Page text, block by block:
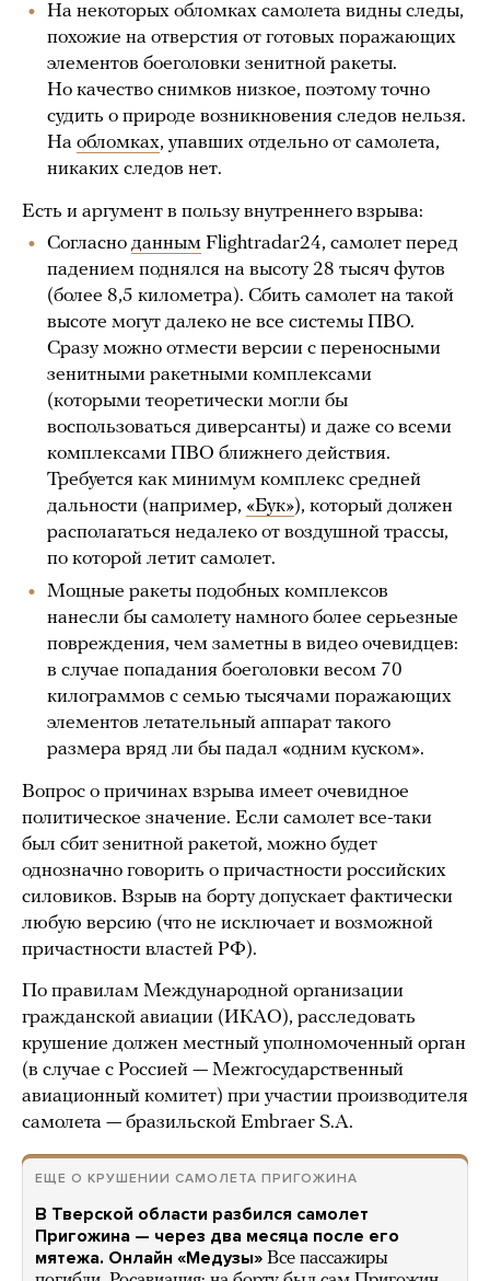
На некоторых обломках самолета видны следы,
похожие на отверстия от готовых поражающих
элементов боеголовки зенитной ракеты.
Но качество снимков низкое, поэтому точно
судить о природе возникновения следов нельзя.
На обломках, упавших отдельно от самолета,
никаких следов нет.
Есть и аргумент в пользу внутреннего взрыва:
Согласно данным Flightradar24, самолет перед
падением поднялся на высоту 28 тысяч футов
(более 8,5 километра). Сбить самолет на такой
высоте могут далеко не все системы ПВО.
Сразу можно отмести версии с переносными
зенитными ракетными комплексами
(которыми теоретически могли бы
воспользоваться диверсанты) и даже со всеми
комплексами ПВО ближнего действия.
Требуется как минимум комплекс средней
дальности (например, «Бук»), который должен
располагаться недалеко от воздушной трассы,
по которой летит самолет.
Мощные ракеты подобных комплексов
нанесли бы самолету намного более серьезные
повреждения, чем заметны в видео очевидцев:
в случае попадания боеголовки весом 70
килограммов с семью тысячами поражающих
элементов летательный аппарат такого
размера вряд ли бы падал «одним куском».
Вопрос о причинах взрыва имеет очевидное
политическое значение. Если самолет все-таки
был сбит зенитной ракетой, можно будет
однозначно говорить о причастности российских
силовиков. Взрыв на борту допускает фактически
любую версию (что не исключает и возможной
причастности властей РФ).
По правилам Международной организации
гражданской авиации (ИКАО), расследовать
крушение должен местный уполномоченный орган
(в случае с Россией — Межгосударственный
авиационный комитет) при участии производителя
самолета — бразильской Embraer S.A.
ЕЩЕ О КРУШЕНИИ САМОЛЕТА ПРИГОЖИНА
В Тверской области разбился самолет
Пригожина — через два месяца после его
мятежа. Онлайн «Медузы» Все пассажиры